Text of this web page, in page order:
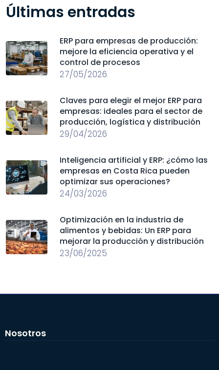
Últimas entradas
ERP para empresas de producción:
mejore la eficiencia operativa y el
control de procesos
27/05/2026
Claves para elegir el mejor ERP para
empresas: ideales para el sector de
producción, logística y distribución
29/04/2026
Inteligencia artificial y ERP: ¿cómo las
empresas en Costa Rica pueden
optimizar sus operaciones?
24/03/2026
Optimización en la industria de
alimentos y bebidas: Un ERP para
mejorar la producción y distribución
23/06/2025
Nosotros